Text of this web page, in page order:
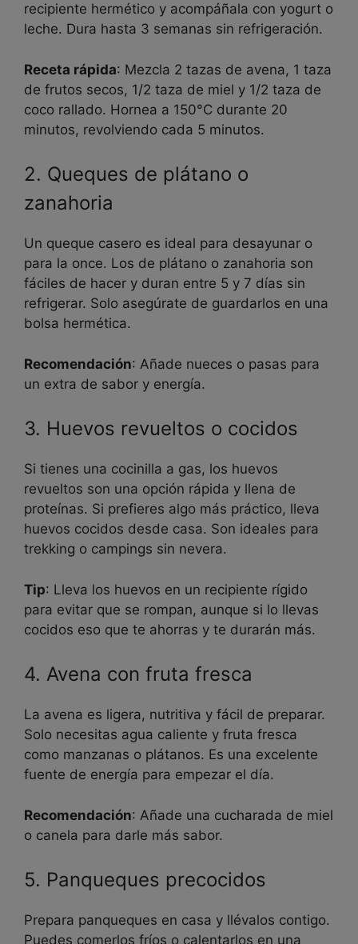
recipiente hermético y acompáñala con yogurt o
leche. Dura hasta 3 semanas sin refrigeración.
Receta rápida: Mezcla 2 tazas de avena, 1 taza
de frutos secos, 1/2 taza de miel y 1/2 taza de
coco rallado. Hornea a 150°C durante 20
minutos, revolviendo cada 5 minutos.
2. Queques de plátano o
zanahoria
Un queque casero es ideal para desayunar o
para la once. Los de plátano o zanahoria son
fáciles de hacer y duran entre 5 y 7 días sin
refrigerar. Solo asegúrate de guardarlos en una
bolsa hermética.
Recomendación: Añade nueces o pasas para
un extra de sabor y energía.
3. Huevos revueltos o cocidos
Si tienes una cocinilla a gas, los huevos
revueltos son una opción rápida y llena de
proteínas. Si prefieres algo más práctico, lleva
huevos cocidos desde casa. Son ideales para
trekking o campings sin nevera.
Tip: Lleva los huevos en un recipiente rígido
para evitar que se rompan, aunque si lo llevas
cocidos eso que te ahorras y te durarán más.
4. Avena con fruta fresca
La avena es ligera, nutritiva y fácil de preparar.
Solo necesitas agua caliente y fruta fresca
como manzanas o plátanos. Es una excelente
fuente de energía para empezar el día.
Recomendación: Añade una cucharada de miel
o canela para darle más sabor.
5. Panqueques precocidos
Prepara panqueques en casa y llévalos contigo.
Puedes comerlos fríos o calentarlos en una